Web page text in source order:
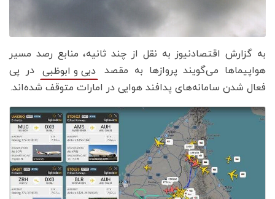
به گزارش اقتصادنیوز به نقل از چند ثانیه، منابع رصد مسیر
هواپیماها می‌گویند پروازها به مقصد
دبی و ابوظبی
در پی
فعال شدن سامانه‌های پدافند هوایی در امارات متوقف شده‌اند.